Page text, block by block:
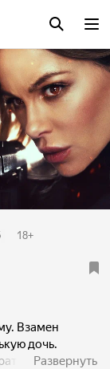
18+
Взамен
дочь.
команду
Развернуть